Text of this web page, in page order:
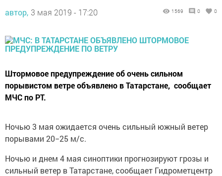
автор, 3 мая 2019 - 17:20 1569 0 0
Штормовое предупреждение об очень сильном
порывистом ветре объявлено в Татарстане, сообщает
МЧС по РТ.
Ночью 3 мая ожидается очень сильный южный ветер
порывами 20−25 м/с.
Ночью и днем 4 мая синоптики прогнозируют грозы и
сильный ветер в Татарстане, сообщает Гидрометцентр